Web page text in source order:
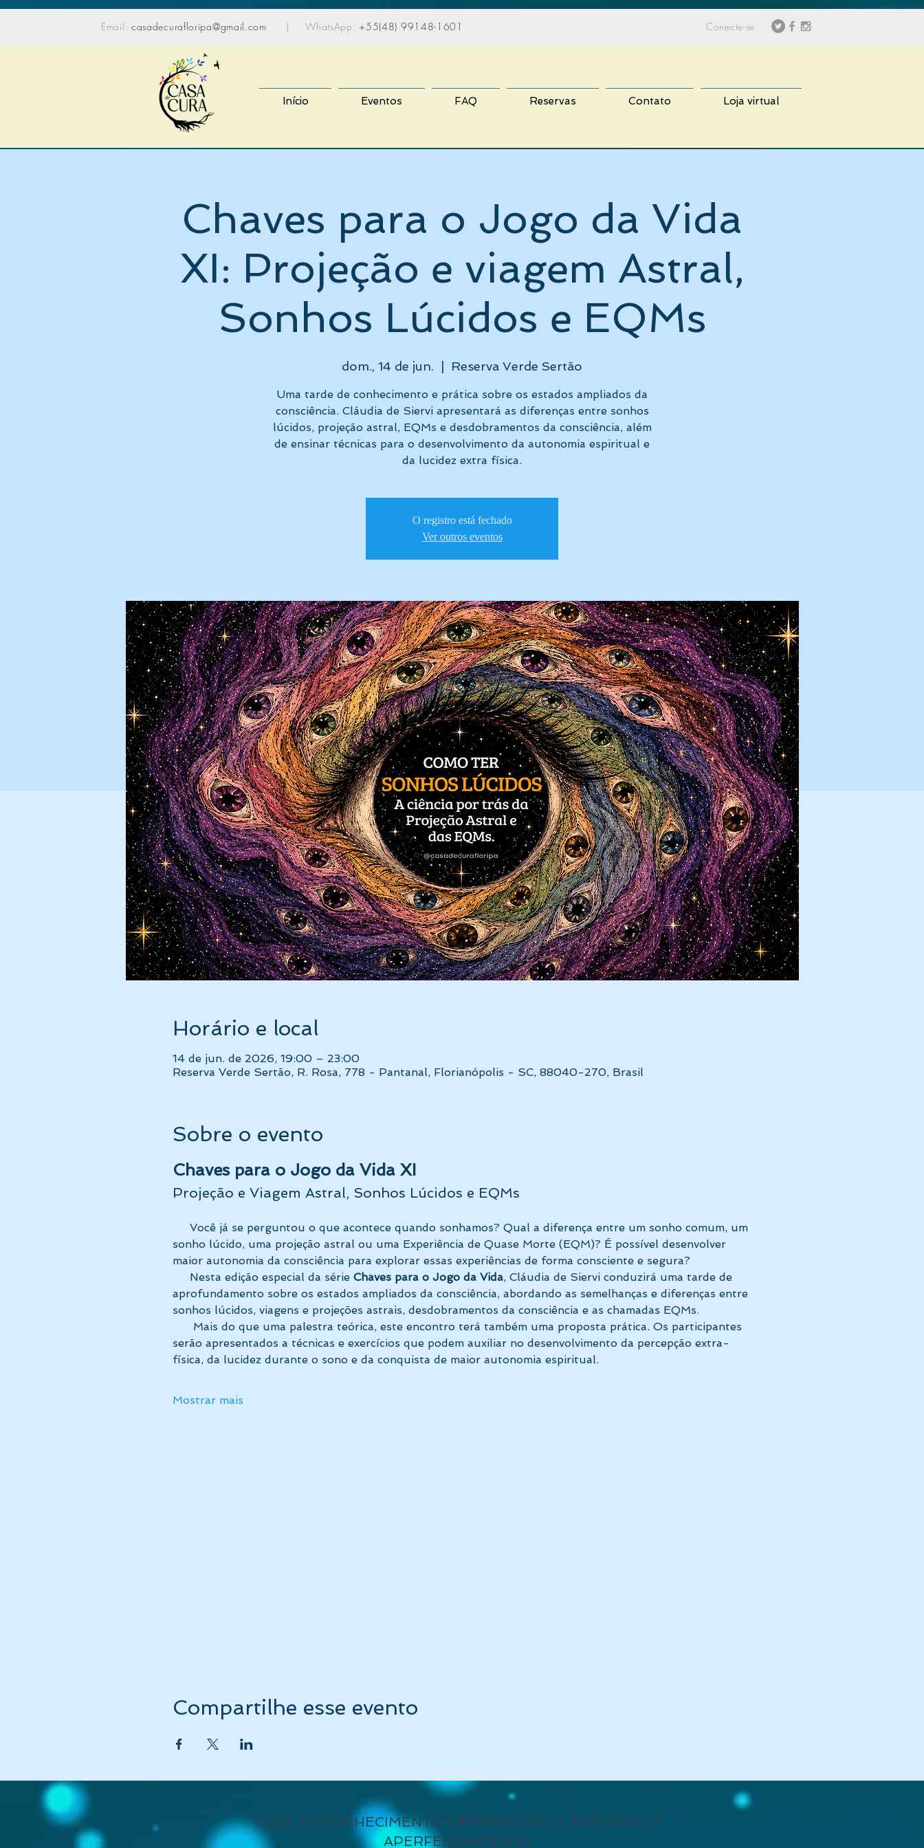
Email: casadecurafloripa@gmail.com | WhatsApp:+55(48) 99148-1601 Conecte-se
Início Eventos FAQ Reservas Contato Loja virtual
Chaves para o Jogo da Vida
XI: Projeção e viagem Astral,
Sonhos Lúcidos e EQMs
dom., 14 de jun. Reserva Verde Sertão
Uma tarde de conhecimento e prática sobre os estados ampliados da
consciência. Cláudia de Siervi apresentará as diferenças entre sonhos
lúcidos, projeção astral, EQMs e desdobramentos da consciência, além
de ensinar técnicas para o desenvolvimento da autonomia espiritual e
da lucidez extra física.
O registro está fechado
Ver outros eventos
Horário e local
14 de jun. de 2026, 19:00 – 23:00
Reserva Verde Sertão, R. Rosa, 778 - Pantanal, Florianópolis - SC, 88040-270, Brasil
Sobre o evento
Chaves para o Jogo da Vida XI
Projeção e Viagem Astral, Sonhos Lúcidos e EQMs
Você já se perguntou o que acontece quando sonhamos? Qual a diferença entre um sonho comum, um
sonho lúcido, uma projeção astral ou uma Experiência de Quase Morte (EQM)? É possível desenvolver
maior autonomia da consciência para explorar essas experiências de forma consciente e segura?
Nesta edição especial da série Chaves para o Jogo da Vida, Cláudia de Siervi conduzirá uma tarde de
aprofundamento sobre os estados ampliados da consciência, abordando as semelhanças e diferenças entre
sonhos lúcidos, viagens e projeções astrais, desdobramentos da consciência e as chamadas EQMs.
Mais do que uma palestra teórica, este encontro terá também uma proposta prática. Os participantes
serão apresentados a técnicas e exercícios que podem auxiliar no desenvolvimento da percepção extra-
física, da lucidez durante o sono e da conquista de maior autonomia espiritual.
Mostrar mais
Compartilhe esse evento
CASA DE CONHECIMENTO UNIVERSALISTA, REFLEXÃO E
APERFEIÇOAMENTO